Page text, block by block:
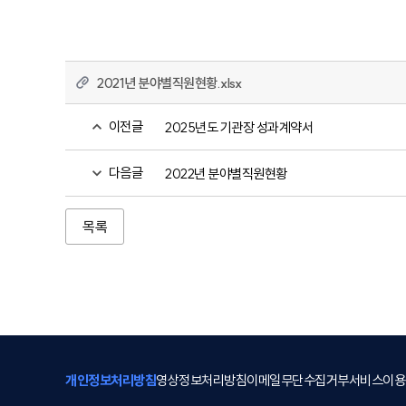
2021년 분야별직원현황.xlsx
이전글 2025년도 기관장 성과계약서
다음글 2022년 분야별직원현황
목록
개인정보처리방침영상정보처리방침이메일무단수집거부서비스이